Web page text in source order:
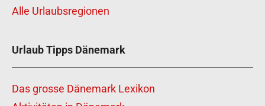
Alle Urlaubsregionen
Urlaub Tipps Dänemark
Das grosse Dänemark Lexikon